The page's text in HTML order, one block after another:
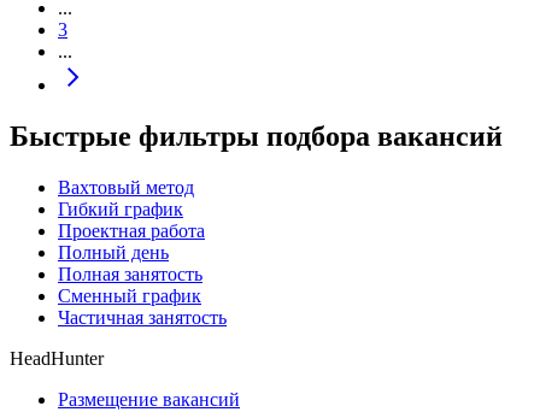
...
3
...
Быстрые фильтры подбора вакансий
Вахтовый метод
Гибкий график
Проектная работа
Полный день
Полная занятость
Сменный график
Частичная занятость
HeadHunter
Размещение вакансий